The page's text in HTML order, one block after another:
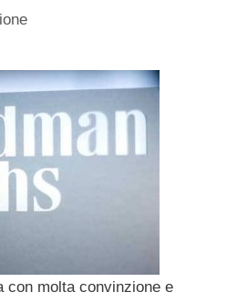
con molta convinzione e